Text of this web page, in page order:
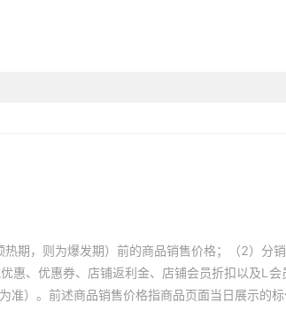
期，则为爆发期）前的商品销售价格；（2）
、优惠券、店铺返利金、店铺会员折扣以及L
）。前述商品销售价格指商品页面当日展示的